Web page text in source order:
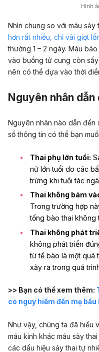
Hình
Nhìn chung so với máu sảy
hơn rất nhiều, chỉ vài giọt
thường 1 – 2 ngày. Máu
vào buồng tử cung còn
nên có thể dựa vào thời
Nguyên nhân
Nguyên nhân nào dẫn đến
số thông tin có thể bạn
Thai phụ lớn tuổi:
nữ lớn tuổi do các
trứng khi tuổi tác
Thai không bám
Trong trường hợp
tống bào thai không
Thai không phát
không phát triển
từ tế bào là một quá
xảy ra trong quá
>> Bạn có thể xem thêm:
có nguy hiểm đến mẹ bầu
Như vậy, chúng ta đã hiểu
máu kinh khác máu sảy
các dấu hiệu sảy thai tự